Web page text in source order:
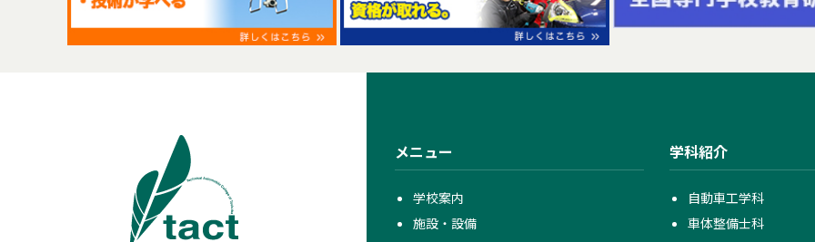
メニュー
学校案内
施設・設備
学科紹介
自動車工学科
車体整備士科